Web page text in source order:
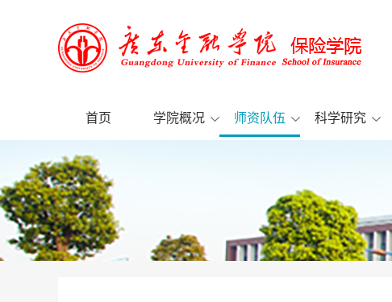
首页 学院概况 师资队伍 科学研究